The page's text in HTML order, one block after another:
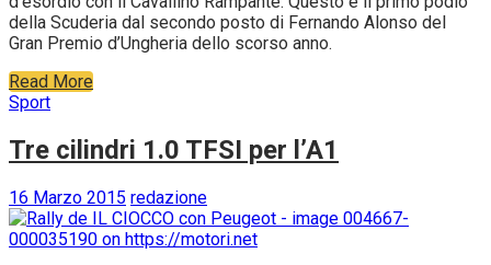
della Scuderia dal secondo posto di Fernando Alonso del
Gran Premio d’Ungheria dello scorso anno.
Read More
Sport
Tre cilindri 1.0 TFSI per l’A1
16 Marzo 2015 redazione